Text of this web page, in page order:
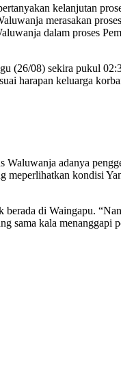
kelanjutan
merasakan
dalam proses
(26/08) sekira pukul
harapan keluarga
Waluwanja adanya
kondisi
di Waingapu.
sama kala menanggapi